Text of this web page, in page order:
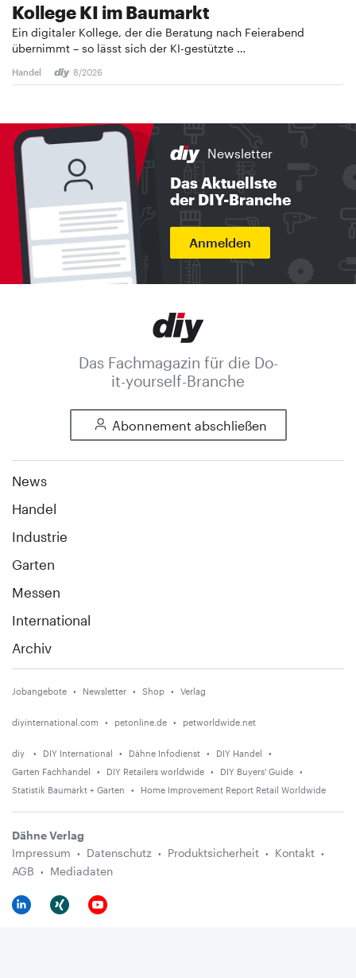
Kollege KI im Baumarkt
Ein digitaler Kollege, der die Beratung nach Feierabend
übernimmt – so lässt sich der KI-gestützte …
Handel 8/2026
Newsletter
Das Aktuellste
der DIY-Branche
Anmelden
Das Fachmagazin für die Do-
it-yourself-Branche
Abonnement abschließen
News
Handel
Industrie
Garten
Messen
International
Archiv
Jobangebote Newsletter Shop Verlag
diyinternational.com petonline.de petworldwide.net
diy DIY International Dähne Infodienst
DIY Handel
Garten Fachhandel
DIY Retailers worldwide
DIY Buyers' Guide
Statistik Baumarkt + Garten
Home Improvement Report Retail Worldwide
Dähne Verlag
Impressum
Datenschutz Produktsicherheit
Kontakt
AGB
Mediadaten